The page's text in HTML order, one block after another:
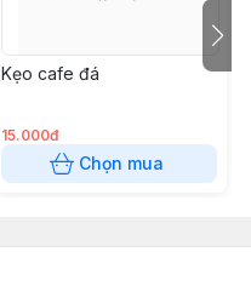
Kẹo cafe đá
15.000đ
Chọn mua